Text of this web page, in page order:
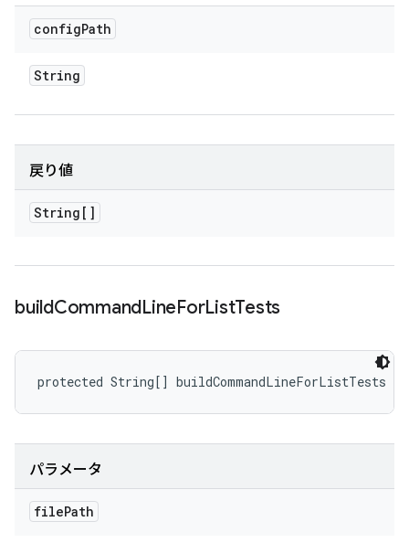
configPath
String
戻り値
String[]
buildCommandLineForListTests
protected String[] buildCommandLineForListTests
パラメータ
filePath